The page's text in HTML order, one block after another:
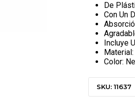
De
Con Un
Incluye
Color:
SKU: 11637